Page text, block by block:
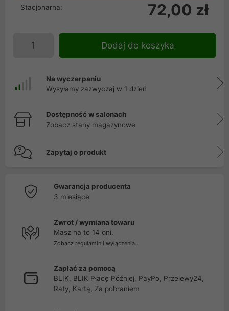
Stacjonarna: 72,00 zł
Dodaj do koszyka
Na wyczerpaniu
Wysyłamy zazwyczaj w 1 dzień
Dostępność w salonach
Zobacz stany magazynowe
Zapytaj o produkt
Gwarancja producenta
3 miesiące
Zwrot / wymiana towaru
Masz na to 14 dni.
Zobacz regulamin i wyłączenia...
Zapłać za pomocą
BLIK, BLIK Płacę Później, PayPo, Przelewy24,
Raty, Kartą, Za pobraniem